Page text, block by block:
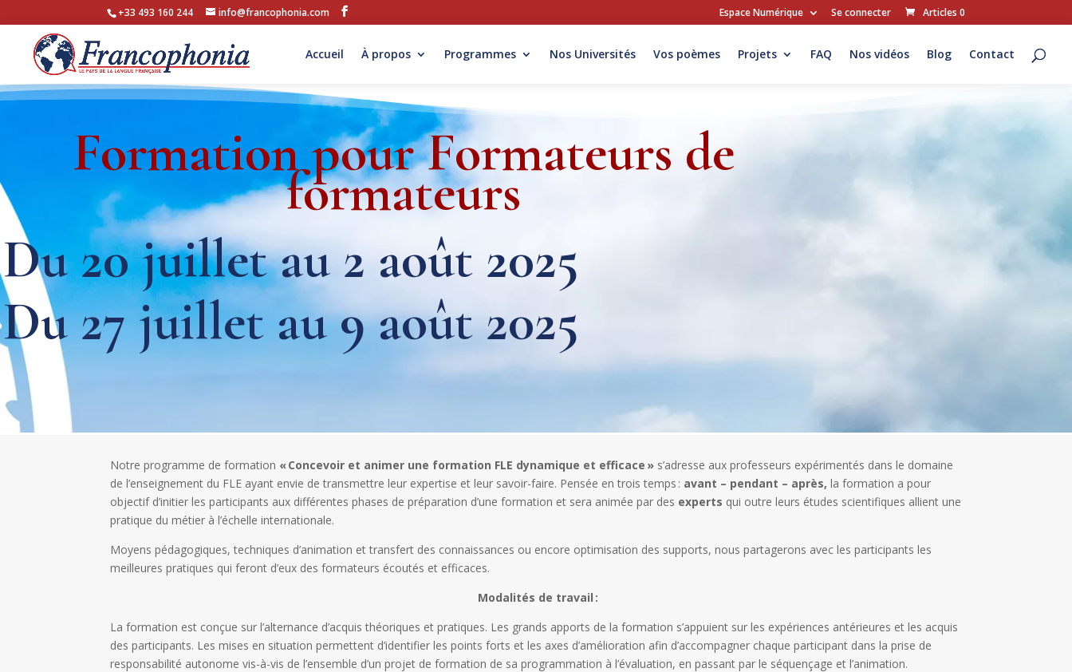
+33 493 160 244 info@francophonia.com Espace Numérique Se connecter Articles 0
Accueil À propos Programmes Nos Universités Vos poèmes Projets FAQ Nos vidéos Blog Contact
Formation pour Formateurs de
formateurs
Du 20 juillet au 2 août 2025
Du 27 juillet au 9 août 2025
Notre programme de formation « Concevoir et animer une formation FLE dynamique et efficace » s’adresse aux professeurs expérimentés dans le domaine
de l’enseignement du FLE ayant envie de transmettre leur expertise et leur savoir-faire. Pensée en trois temps : avant – pendant – après, la formation a pour
objectif d’initier les participants aux différentes phases de préparation d’une formation et sera animée par des experts qui outre leurs études scientifiques allient une
pratique du métier à l’échelle internationale.
Moyens pédagogiques, techniques d’animation et transfert des connaissances ou encore optimisation des supports, nous partagerons avec les participants les
meilleures pratiques qui feront d’eux des formateurs écoutés et efficaces.
Modalités de travail :
La formation est conçue sur l’alternance d’acquis théoriques et pratiques. Les grands apports de la formation s’appuient sur les expériences antérieures et les acquis
des participants. Les mises en situation permettent d’identifier les points forts et les axes d’amélioration afin d’accompagner chaque participant dans la prise de
responsabilité autonome vis-à-vis de l’ensemble d’un projet de formation de sa programmation à l’évaluation, en passant par le séquençage et l’animation.